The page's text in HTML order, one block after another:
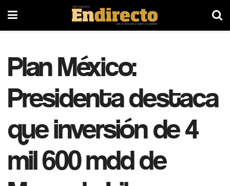
Plan México:
Presidenta destaca
que inversión de 4
mil 600 mdd de